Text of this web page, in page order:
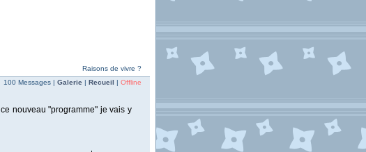
Raisons de vivre ?
100 Messages | Galerie | Recueil | Offline
nouveau "programme" je vais y